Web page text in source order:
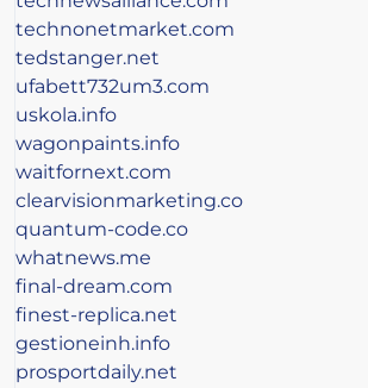
technonetmarket.com
tedstanger.net
ufabett732um3.com
uskola.info
wagonpaints.info
waitfornext.com
clearvisionmarketing.co
quantum-code.co
whatnews.me
final-dream.com
finest-replica.net
gestioneinh.info
prosportdaily.net